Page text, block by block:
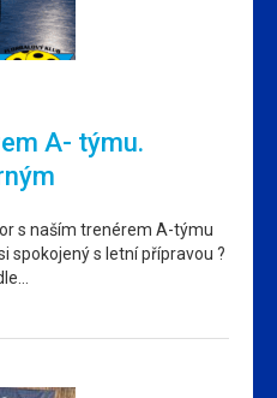
A- týmu.
s naším trenérem A-týmu
spokojený s letní přípravou ?